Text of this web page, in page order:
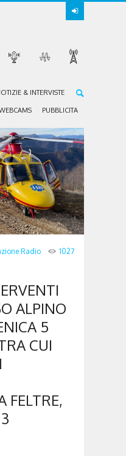
& INTERVISTE
PUBBLICITA
Radio
1027
ALPINO
5
CUI
FELTRE,